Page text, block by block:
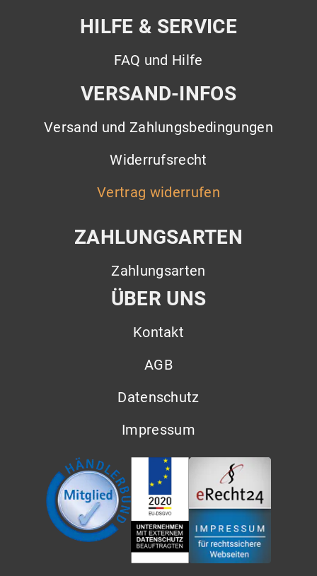
HILFE & SERVICE
FAQ und Hilfe
VERSAND-INFOS
Versand und Zahlungsbedingungen
Widerrufsrecht
Vertrag widerrufen
ZAHLUNGSARTEN
Zahlungsarten
ÜBER UNS
Kontakt
AGB
Datenschutz
Impressum